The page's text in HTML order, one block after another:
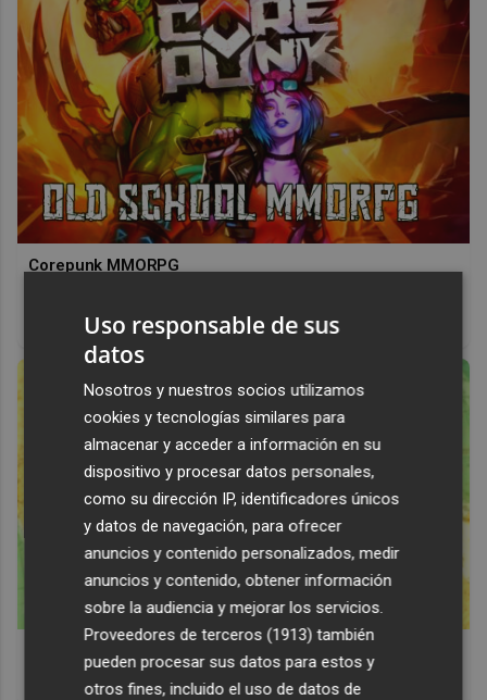
Corepunk MMORPG
antes, pero mejor!
Viaja sin visado
Los pasaportes que más puertas abren ¿está el tuyo?
Uso responsable de sus
datos
Nosotros y nuestros socios utilizamos
cookies y tecnologías similares para
almacenar y acceder a información en su
dispositivo y procesar datos personales,
como su dirección IP, identificadores únicos
y datos de navegación, para ofrecer
anuncios y contenido personalizados, medir
anuncios y contenido, obtener información
sobre la audiencia y mejorar los servicios.
Proveedores de terceros (1913) también
pueden procesar sus datos para estos y
otros fines, incluido el uso de datos de